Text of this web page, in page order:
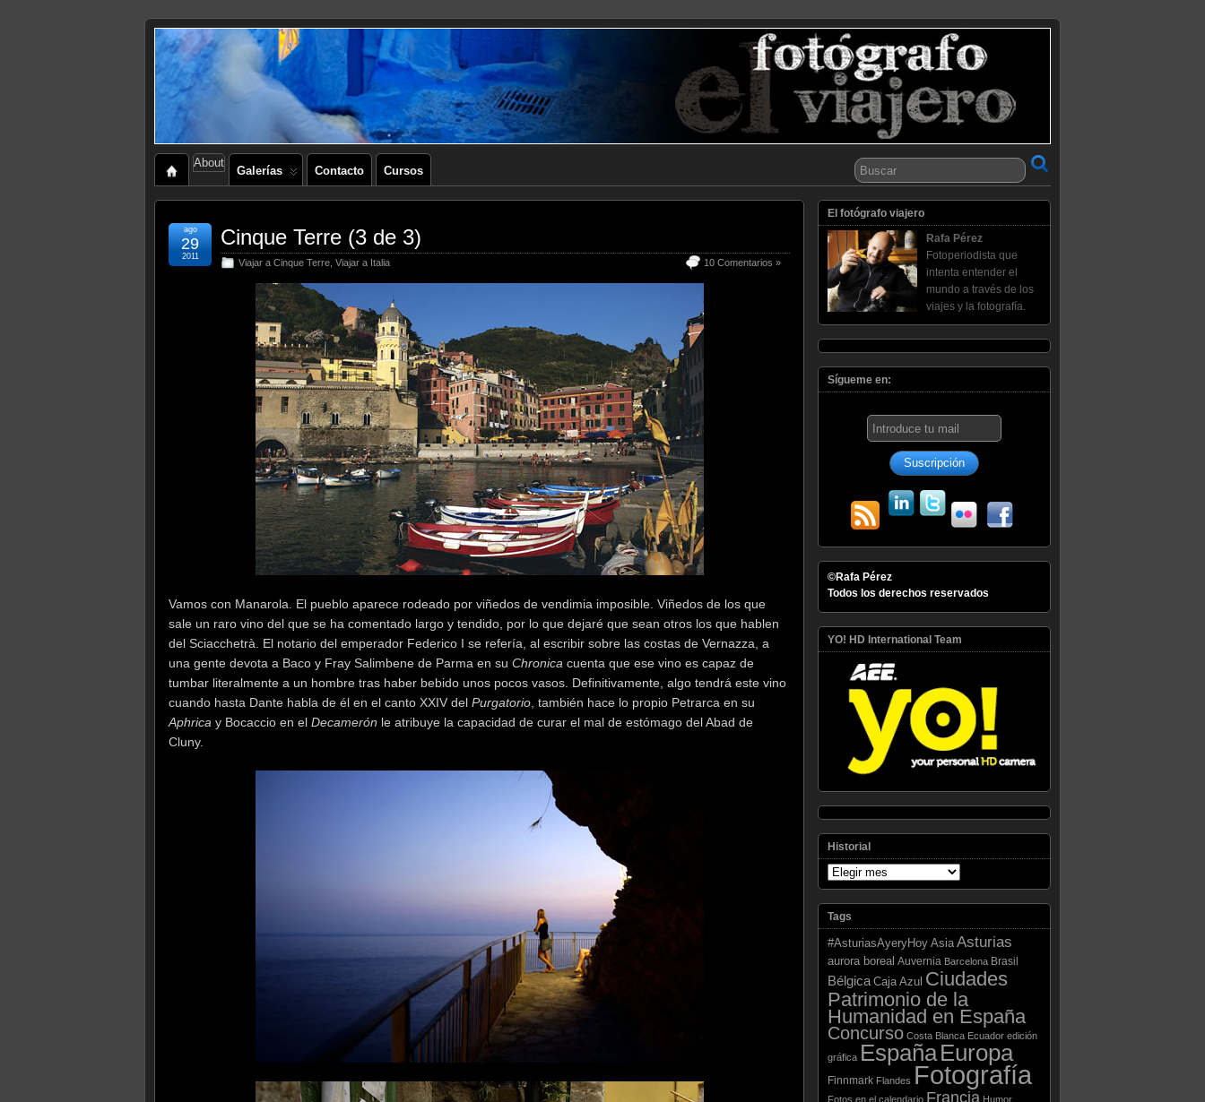
About
Galerías Contacto Cursos
Cinque Terre (3 de 3)
Viajar a Cinque Terre Viajar a Italia 10 Comentarios »
ago
29
2011
Vamos con Manarola. El pueblo aparece rodeado por viñedos de vendimia imposible. Viñedos de los que
sale un raro vino del que se ha comentado largo y tendido, por lo que dejaré que sean otros los que hablen
del Sciacchetrà. El notario del emperador Federico I se refería, al escribir sobre las costas de Vernazza, a
una gente devota a Baco y Fray Salimbene de Parma en su Chronica cuenta que ese vino es capaz de
tumbar literalmente a un hombre tras haber bebido unos pocos vasos. Definitivamente, algo tendrá este vino
cuando hasta Dante habla de él en el canto XXIV del Purgatorio , también hace lo propio Petrarca en su
Aphrica y Bocaccio en el Decamerón le atribuye la capacidad de curar el mal de estómago del Abad de
Cluny.
El fotógrafo viajero
Rafa Pérez
Fotoperiodista que
intenta entender el
mundo a través de los
viajes y la fotografía.
Sígueme en:
©Rafa Pérez
Todos los derechos reservados
YO! HD International Team
Historial
Tags
#AsturiasAyeryHoy Asia Asturias
aurora boreal Auvernia Barcelona Brasil
Bélgica Caja Azul Ciudades
Patrimonio de la
Humanidad en España
Concurso Costa Blanca Ecuador edición
gráfica EspañaEuropa
Finnmark Flandes Fotografía
Fotos en el calendario Francia Humor